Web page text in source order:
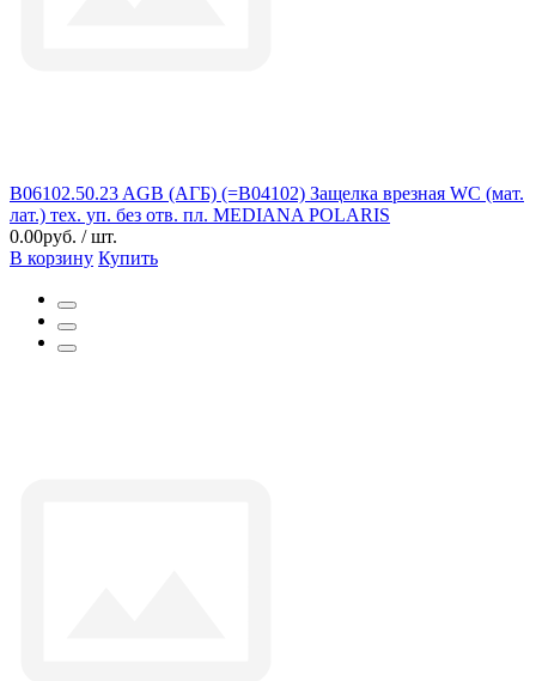
B06102.50.23 AGB (АГБ) (=B04102) Защелка врезная WC (мат.
лат.) тех. уп. без отв. пл. MEDIANA POLARIS
0.00руб. / шт.
В корзину Купить